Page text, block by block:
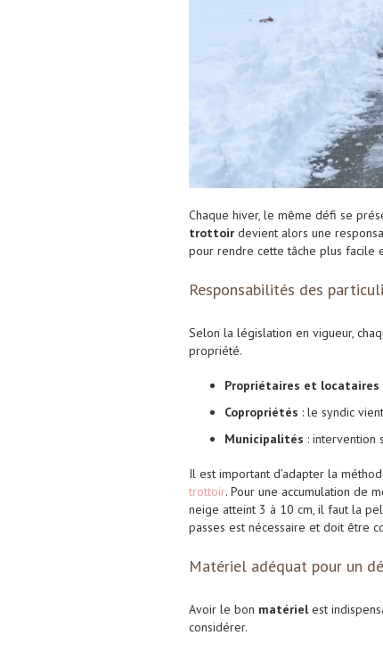
Chaque hiver, le même défi se
trottoir devient alors une
pour rendre cette tâche plus facile
Responsabilités des
Selon la législation en vigueur,
propriété.
Propriétaires et locataires
Copropriétés : le syndic
Municipalités : intervention
Il est important d’adapter la
trottoir. Pour une accumulation de
neige atteint 3 à 10 cm, il faut la
passes est nécessaire et doit être
Matériel adéquat pour un
Avoir le bon matérielest
considérer.